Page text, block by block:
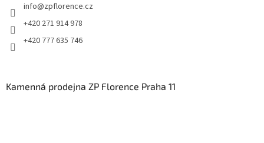
info@zpflorence.cz
+420 271 914 978
+420 777 635 746
Kamenná prodejna ZP Florence Praha 11